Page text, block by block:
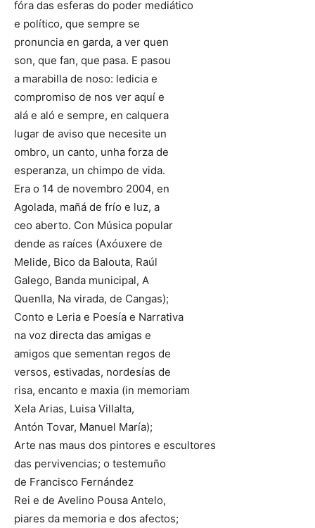
fóra das esferas do poder mediático
e político, que sempre se
pronuncia en garda, a ver quen
son, que fan, que pasa. E pasou
a marabilla de noso: ledicia e
compromiso de nos ver aquí e
alá e aló e sempre, en calquera
lugar de aviso que necesite un
ombro, un canto, unha forza de
esperanza, un chimpo de vida.
Era o 14 de novembro 2004, en
Agolada, mañá de frío e luz, a
ceo aberto. Con Música popular
dende as raíces (Axóuxere de
Melide, Bico da Balouta, Raúl
Galego, Banda municipal, A
Quenlla, Na virada, de Cangas);
Conto e Leria e Poesía e Narrativa
na voz directa das amigas e
amigos que sementan regos de
versos, estivadas, nordesías de
risa, encanto e maxia (in memoriam
Xela Arias, Luisa Villalta,
Antón Tovar, Manuel María);
Arte nas maus dos pintores e escultores
das pervivencias; o testemuño
de Francisco Fernández
Rei e de Avelino Pousa Antelo,
piares da memoria e dos afectos;